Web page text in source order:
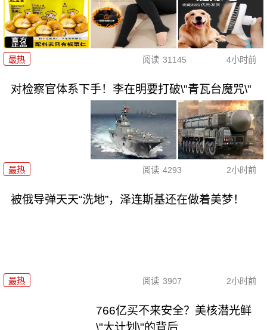
最热 阅读 31145 4小时前
对检察官体系下手！李在明要打破\"青瓦台魔咒\"
最热 阅读 4293 2小时前
被俄导弹天天“洗地”，泽连斯基还在做着美梦！
最热 阅读 3907 2小时前
766亿买不来安全？美核潜光鲜
\"大计划\"的背后